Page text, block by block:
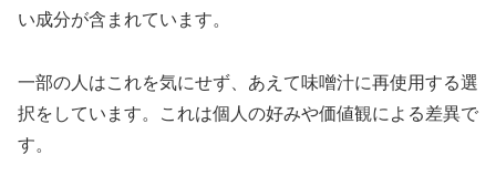
い成分が含まれています。
一部の人はこれを気にせず、あえて味噌汁に再使用する選
択をしています。これは個人の好みや価値観による差異で
す。